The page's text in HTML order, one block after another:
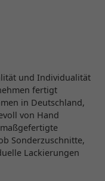
und Individualität
fertigt
in Deutschland,
von Hand
Sonderzuschnitte,
Lackierungen